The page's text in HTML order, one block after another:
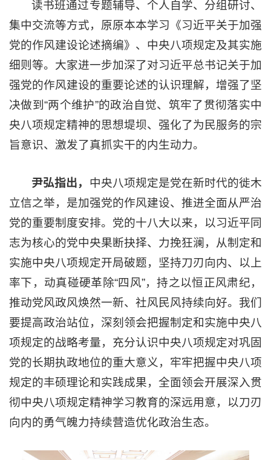
读书班通过专题辅导、个人自学、分组研讨、
集中交流等方式，原原本本学习《习近平关于加强
党的作风建设论述摘编》、中央八项规定及其实施
细则等。大家进一步加深了对习近平总书记关于加
强党的作风建设的重要论述的认识理解，增强了坚
决做到“两个维护”的政治自觉、筑牢了贯彻落实中
央八项规定精神的思想堤坝、强化了为民服务的宗
旨意识、激发了真抓实干的内生动力。
尹弘指出， 中央八项规定是党在新时代的徙木
立信之举，是加强党的作风建设、推进全面从严治
党的重要制度安排。党的十八大以来，以习近平同
志为核心的党中央果断抉择、力挽狂澜，从制定和
实施中央八项规定开局破题，坚持刀刃向内、以上
率下，动真碰硬革除“四风”，持之以恒正风肃纪，
推动党风政风焕然一新、社风民风持续向好。我们
要提高政治站位，深刻领会把握制定和实施中央八
项规定的战略考量，充分认识中央八项规定对巩固
党的长期执政地位的重大意义，牢牢把握中央八项
规定的丰硕理论和实践成果，全面领会开展深入贯
彻中央八项规定精神学习教育的深远用意，以刀刃
向内的勇气魄力持续营造优化政治生态。